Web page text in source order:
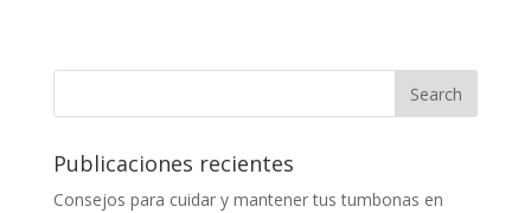
Publicaciones recientes
Consejos para cuidar y mantener tus tumbonas en